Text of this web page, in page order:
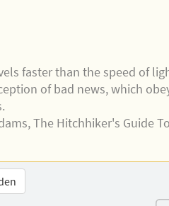
faster than the speed of
of bad news, which
The Hitchhiker's Guide